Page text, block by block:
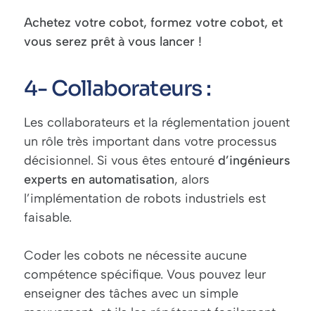
Achetez votre cobot, formez votre cobot, et
vous serez prêt à vous lancer !
4- Collaborateurs :
Les collaborateurs et la réglementation jouent
un rôle très important dans votre processus
décisionnel. Si vous êtes entouré d’ingénieurs
experts en automatisation, alors
l’implémentation de robots industriels est
faisable.
Coder les cobots ne nécessite aucune
compétence spécifique. Vous pouvez leur
enseigner des tâches avec un simple